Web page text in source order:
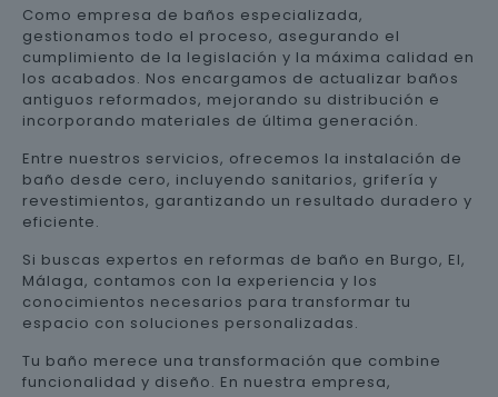
Como empresa de baños especializada,
gestionamos todo el proceso, asegurando el
cumplimiento de la legislación y la máxima calidad en
los acabados. Nos encargamos de actualizar baños
antiguos reformados, mejorando su distribución e
incorporando materiales de última generación.
Entre nuestros servicios, ofrecemos la instalación de
baño desde cero, incluyendo sanitarios, grifería y
revestimientos, garantizando un resultado duradero y
eficiente.
Si buscas expertos en reformas de baño en Burgo, El,
Málaga, contamos con la experiencia y los
conocimientos necesarios para transformar tu
espacio con soluciones personalizadas.
Tu baño merece una transformación que combine
funcionalidad y diseño. En nuestra empresa,